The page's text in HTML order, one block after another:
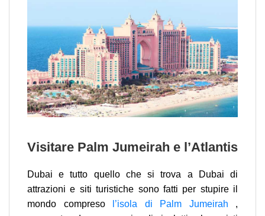
Visitare Palm Jumeirah e l’Atlantis
Dubai e tutto quello che si trova a Dubai di
attrazioni e siti turistiche sono fatti per stupire il
mondo compreso
l’isola di Palm Jumeirah ,